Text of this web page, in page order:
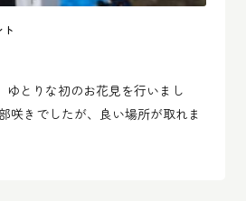
ゆとりな初のお花見を行いまし
咲きでしたが、良い場所が取れま